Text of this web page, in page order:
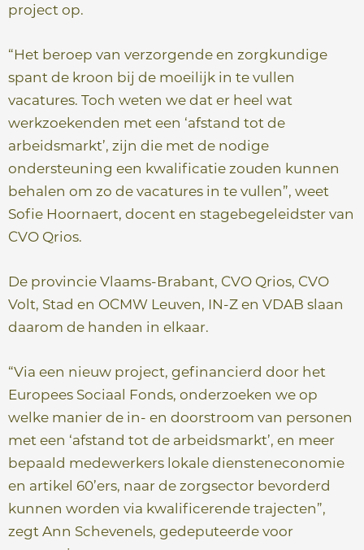
project op.
“Het beroep van verzorgende en zorgkundige
spant de kroon bij de moeilijk in te vullen
vacatures. Toch weten we dat er heel wat
werkzoekenden met een ‘afstand tot de
arbeidsmarkt’, zijn die met de nodige
ondersteuning een kwalificatie zouden kunnen
behalen om zo de vacatures in te vullen”, weet
Sofie Hoornaert, docent en stagebegeleidster van
CVO Qrios.
De provincie Vlaams-Brabant, CVO Qrios, CVO
Volt, Stad en OCMW Leuven, IN-Z en VDAB slaan
daarom de handen in elkaar.
“Via een nieuw project, gefinancierd door het
Europees Sociaal Fonds, onderzoeken we op
welke manier de in- en doorstroom van personen
met een ‘afstand tot de arbeidsmarkt’, en meer
bepaald medewerkers lokale diensteneconomie
en artikel 60’ers, naar de zorgsector bevorderd
kunnen worden via kwalificerende trajecten”,
zegt Ann Schevenels, gedeputeerde voor